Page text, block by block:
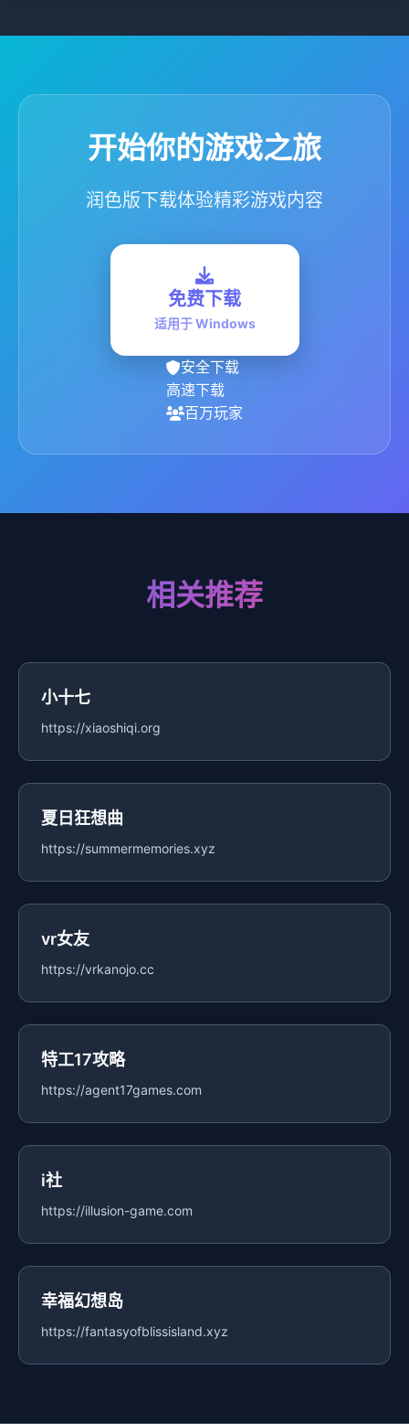
开始你的游戏之旅
润色版下载体验精彩游戏内容
免费下载
适用于 Windows
安全下载
高速下载
百万玩家
相关推荐
小十七
https://xiaoshiqi.org
夏日狂想曲
https://summermemories.xyz
vr女友
https://vrkanojo.cc
特工17攻略
https://agent17games.com
i社
https://illusion-game.com
幸福幻想岛
https://fantasyofblissisland.xyz